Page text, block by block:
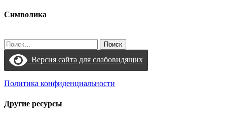
Символика
Найти:
Версия сайта для слабовидящих
Политика конфиденциальности
Другие ресурсы